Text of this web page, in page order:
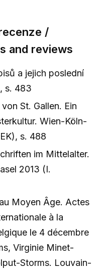
/
and reviews
a jejich poslední
s. 483
St. Gallen. Ein
Wien-Köln-
s. 488
im Mittelalter.
2013 (I.
Moyen Âge. Actes
à la
le 4 décembre
Virginie Minet-
Storms. Louvain-